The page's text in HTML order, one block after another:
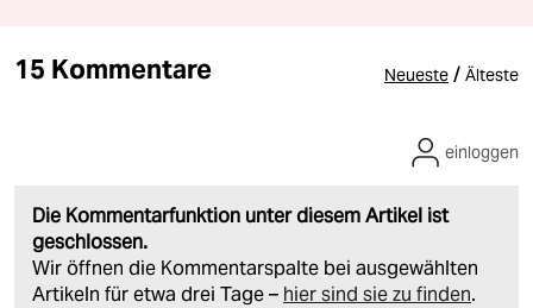
15 Kommentare Neueste / Älteste
Die Kommentarfunktion unter diesem Artikel ist
geschlossen.
Wir öffnen die Kommentarspalte bei ausgewählten
Artikeln für etwa drei Tage – hier sind sie zu finden.
einloggen